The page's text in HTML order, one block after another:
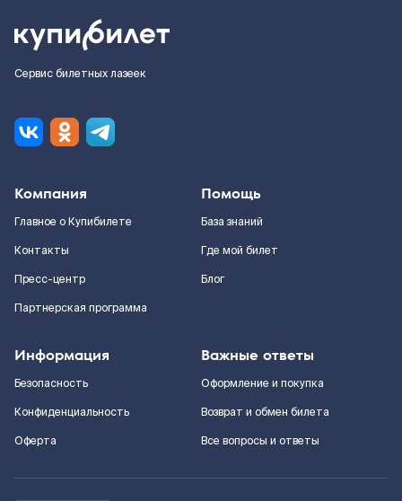
Сервис билетных лазеек
Компания
Главное о Купибилете
Контакты
Пресс-центр
Партнерская программа
Помощь
База знаний
Где мой билет
Блог
Информация
Безопасность
Конфиденциальность
Оферта
Важные ответы
Оформление и покупка
Возврат и обмен билета
Все вопросы и ответы